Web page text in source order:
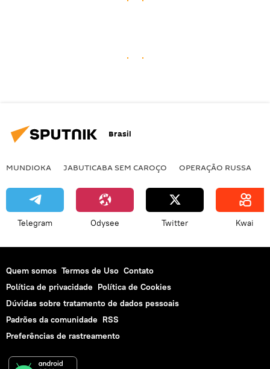
Brasil
MUNDIOKA JABUTICABA SEM CAROÇO OPERAÇÃO RUSSA
Telegram Odysee Twitter Kwai
Quem somos Termos de Uso Contato
Política de privacidade Política de Cookies
Dúvidas sobre tratamento de dados pessoais
Padrões da comunidade RSS
Preferências de rastreamento